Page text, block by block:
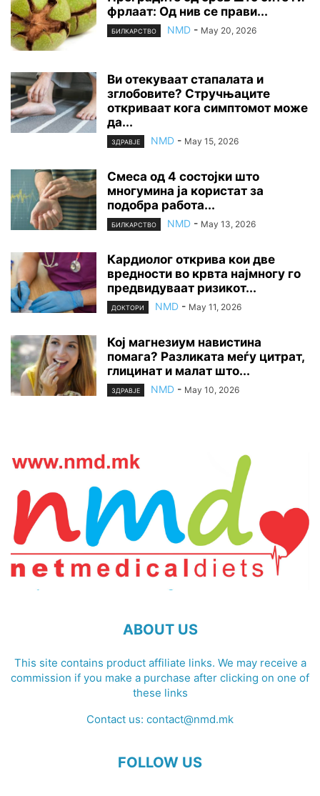
фрлаат: Од нив се прави...
БИЛКАРСТВО NMD - May 20, 2026
Ви отекуваат стапалата и
зглобовите? Стручњаците
откриваат кога симптомот може
да...
ЗДРАВЈЕ NMD - May 15, 2026
Смеса од 4 состојки што
многумина ја користат за
подобра работа...
БИЛКАРСТВО NMD - May 13, 2026
Кардиолог открива кои две
вредности во крвта најмногу го
предвидуваат ризикот...
ДОКТОРИ NMD - May 11, 2026
Кој магнезиум навистина
помага? Разликата меѓу цитрат,
глицинат и малат што...
ЗДРАВЈЕ NMD - May 10, 2026
ABOUT US
This site contains product affiliate links. We may receive a
commission if you make a purchase after clicking on one of
these links
Contact us: contact@nmd.mk
FOLLOW US